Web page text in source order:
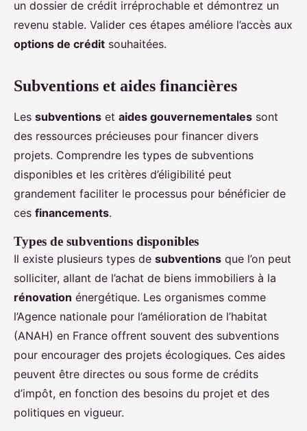
un dossier de crédit irréprochable et démontrez un
revenu stable. Valider ces étapes améliore l’accès aux
options de crédit souhaitées.
Subventions et aides financières
Les subventions et aides gouvernementales sont
des ressources précieuses pour financer divers
projets. Comprendre les types de subventions
disponibles et les critères d’éligibilité peut
grandement faciliter le processus pour bénéficier de
ces financements.
Types de subventions disponibles
Il existe plusieurs types de subventions que l’on peut
solliciter, allant de l’achat de biens immobiliers à la
rénovation énergétique. Les organismes comme
l’Agence nationale pour l’amélioration de l’habitat
(ANAH) en France offrent souvent des subventions
pour encourager des projets écologiques. Ces aides
peuvent être directes ou sous forme de crédits
d’impôt, en fonction des besoins du projet et des
politiques en vigueur.